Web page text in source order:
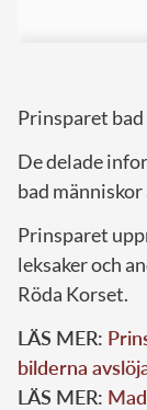
Prinsparet
De delade
bad
Prinsparet
leksaker och
Röda Korset.
LÄS MER:
bilderna
LÄS MER: